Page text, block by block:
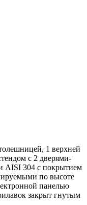
1 верхней
с 2 дверями-
AISI 304 с покрытием
по высоте
панелью
закрыт гнутым